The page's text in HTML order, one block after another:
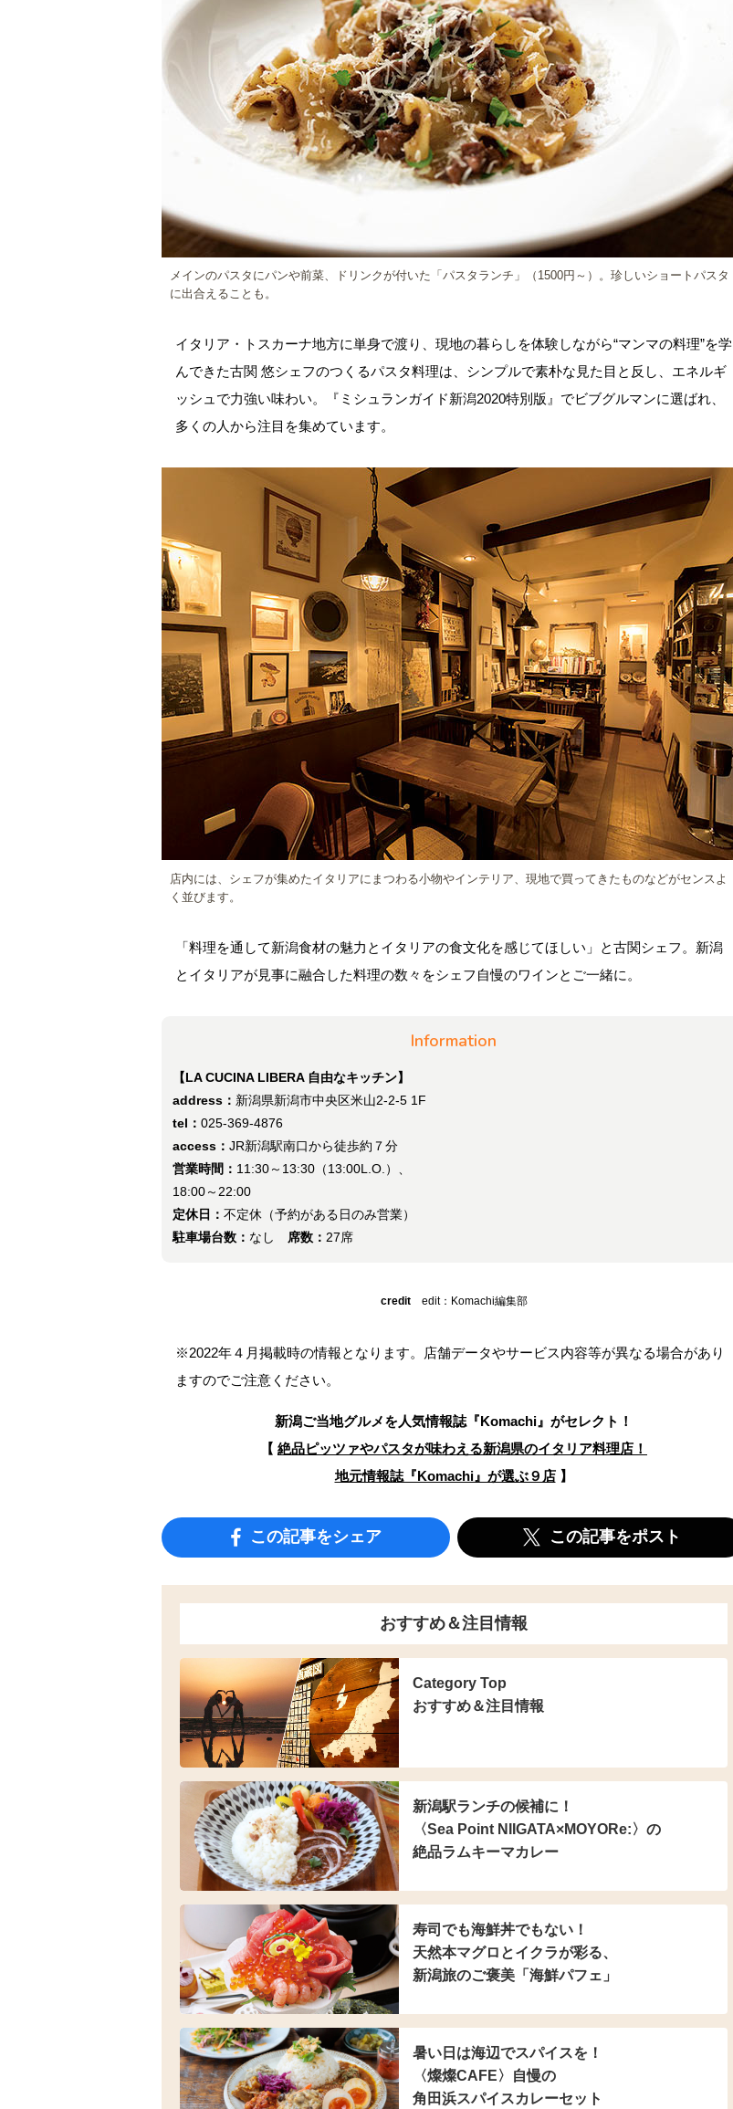
メインのパスタにパンや前菜、ドリンクが付いた「パスタランチ」（1500円～）。珍しいショートパスタ
に出合えることも。
イタリア・トスカーナ地方に単身で渡り、現地の暮らしを体験しながら“マンマの料理”を学
んできた古関 悠シェフのつくるパスタ料理は、シンプルで素朴な見た目と反し、エネルギ
ッシュで力強い味わい。『ミシュランガイド新潟2020特別版』でビブグルマンに選ばれ、
多くの人から注目を集めています。
店内には、シェフが集めたイタリアにまつわる小物やインテリア、現地で買ってきたものなどがセンスよ
く並びます。
「料理を通して新潟食材の魅力とイタリアの食文化を感じてほしい」と古関シェフ。新潟
とイタリアが見事に融合した料理の数々をシェフ自慢のワインとご一緒に。
Information
【LA CUCINA LIBERA 自由なキッチン】
address： 新潟県新潟市中央区米山2-2-5 1F
tel： 025-369-4876
access： JR新潟駅南口から徒歩約７分
営業時間： 11:30～13:30（13:00L.O.）、
18:00～22:00
定休日： 不定休（予約がある日のみ営業）
駐車場台数： なし 席数： 27席
creditedit：Komachi編集部
※2022年４月掲載時の情報となります。店舗データやサービス内容等が異なる場合があり
ますのでご注意ください。
新潟ご当地グルメを人気情報誌 『Komachi』がセレクト！
【 絶品ピッツァやパスタが味わえる新潟県のイタリア料理店！
地元情報誌『Komachi』が選ぶ９店】
この記事をシェア この記事をポスト
おすすめ＆注目情報
Category Top
おすすめ＆注目情報
新潟駅ランチの候補に！
〈Sea Point NIIGATA×MOYORe:〉の
絶品ラムキーマカレー
寿司でも海鮮丼でもない！
天然本マグロとイクラが彩る、
新潟旅のご褒美「海鮮パフェ」
暑い日は海辺でスパイスを！
〈燦燦CAFE〉自慢の
角田浜スパイスカレーセット